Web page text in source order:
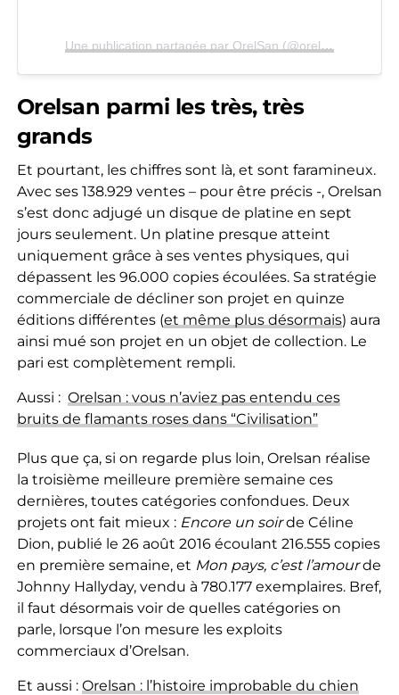
Une publication partagée par OrelSan (@orelsan)
Orelsan parmi les très, très
grands
Et pourtant, les chiffres sont là, et sont faramineux.
Avec ses 138.929 ventes – pour être précis -, Orelsan
s’est donc adjugé un disque de platine en sept
jours seulement. Un platine presque atteint
uniquement grâce à ses ventes physiques, qui
dépassent les 96.000 copies écoulées. Sa stratégie
commerciale de décliner son projet en quinze
éditions différentes (et même plus désormais) aura
ainsi mué son projet en un objet de collection. Le
pari est complètement rempli.
Aussi : Orelsan : vous n’aviez pas entendu ces
bruits de flamants roses dans “Civilisation”
Plus que ça, si on regarde plus loin, Orelsan réalise
la troisième meilleure première semaine ces
dernières, toutes catégories confondues. Deux
projets ont fait mieux : Encore un soirde Céline
Dion, publié le 26 août 2016 écoulant 216.555 copies
en première semaine, et Mon pays, c’est l’amourde
Johnny Hallyday, vendu à 780.177 exemplaires. Bref,
il faut désormais voir de quelles catégories on
parle, lorsque l’on mesure les exploits
commerciaux d’Orelsan.
Et aussi : Orelsan : l’histoire improbable du chien